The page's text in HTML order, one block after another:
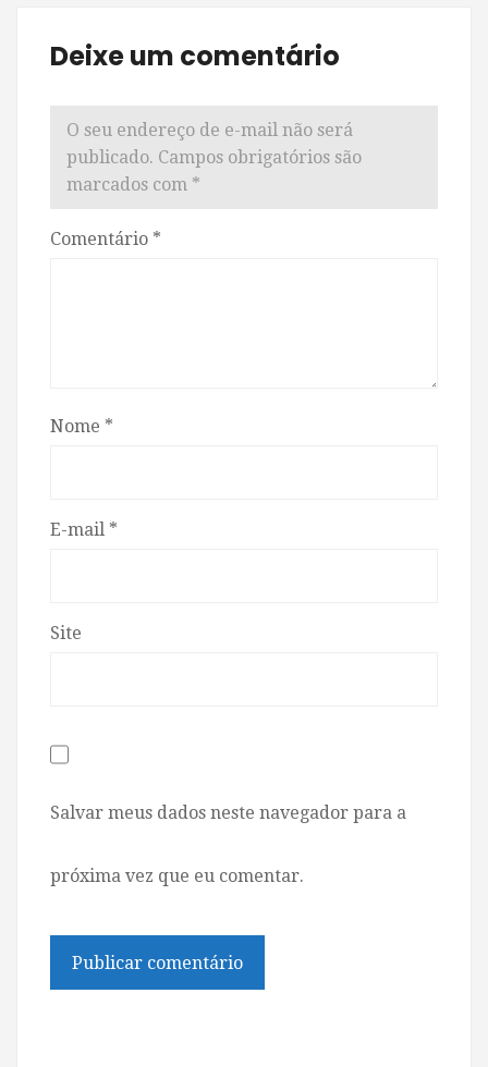
Deixe um comentário
O seu endereço de e-mail não será
publicado. Campos obrigatórios são
marcados com *
Comentário *
Nome *
E-mail *
Site
Salvar meus dados neste navegador para a
próxima vez que eu comentar.